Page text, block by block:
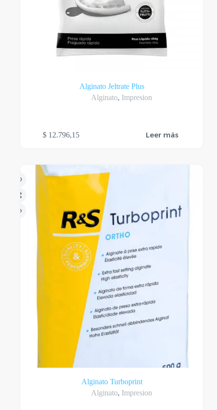
Alginato Jeltrate Plus
Alginato, Impresion
$ 12.796,15 Leer más
Alginato Turboprint
Alginato, Impresion